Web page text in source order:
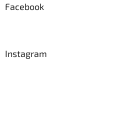
Facebook
Instagram